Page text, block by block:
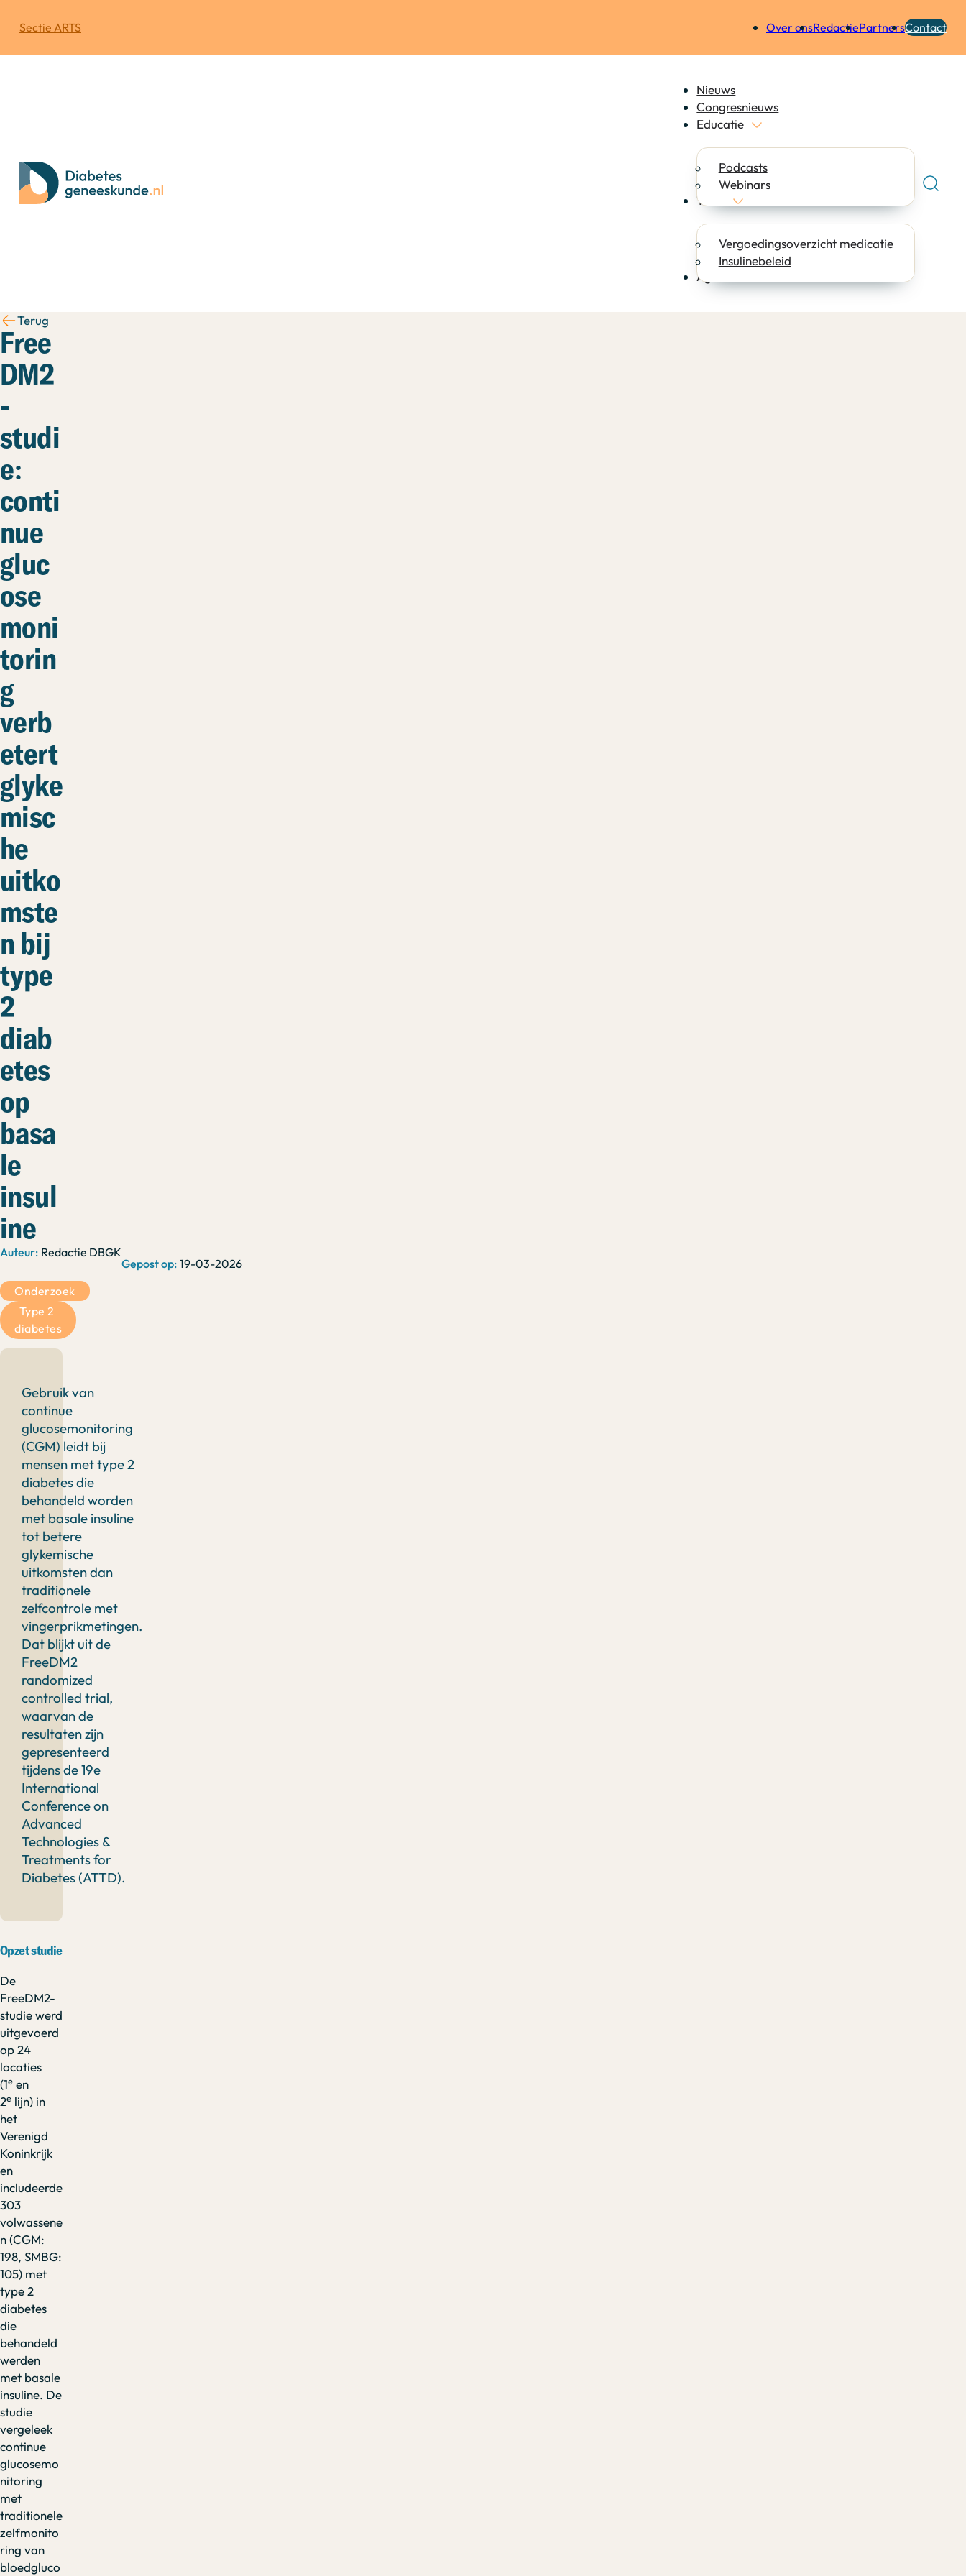
Sectie ARTS Over onsRedactiePartnersContact
Nieuws
Congresnieuws
Educatie
Podcasts
Webinars
Tools
Vergoedingsoverzicht medicatie
Insulinebeleid
Agenda
Terug
Free
DM2
-
studi
e:
conti
nue
gluc
ose
moni
torin
g
verb
etert
glyke
misc
he
uitko
mste
n bij
type
2
diab
etes
op
basa
le
insul
ine
Redactie DBGK
19-03-2026
Onderzoek
Type 2
diabetes
Gebruik van
continue
glucosemonitoring
(CGM) leidt bij
mensen met type 2
diabetes die
behandeld worden
met basale insuline
tot betere
glykemische
uitkomsten dan
traditionele
zelfcontrole met
vingerprikmetingen.
Dat blijkt uit de
FreeDM2
randomized
controlled trial,
waarvan de
resultaten zijn
gepresenteerd
tijdens de 19e
International
Conference on
Advanced
Technologies &
Treatments for
Diabetes (ATTD).
Opzet studie
De
FreeDM2-
studie werd
uitgevoerd
op 24
locaties
(1e en
2e lijn) in
het
Verenigd
Koninkrijk
en
includeerde
303
volwassene
n (CGM:
198, SMBG:
105) met
type 2
diabetes
die
behandeld
werden
met basale
insuline. De
studie
vergeleek
continue
glucosemo
nitoring
met
traditionele
zelfmonito
ring van
bloedgluco